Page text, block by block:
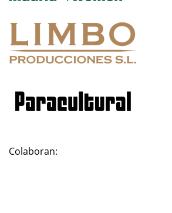
Colaboran: